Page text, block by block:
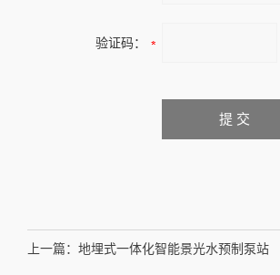
验证码：
上一篇： 地埋式一体化智能景光水预制泵站